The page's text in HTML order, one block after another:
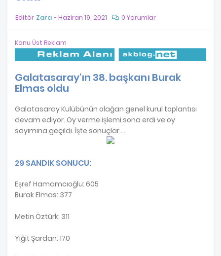
Editör Zara Haziran 19, 2021 0 Yorumlar
Konu Üst Reklam
Galatasaray'ın 38. başkanı Burak
Elmas oldu
Galatasaray Kulübünün olağan genel kurul toplantısı
devam ediyor. Oy verme işlemi sona erdi ve oy
sayımına geçildi. İşte sonuçlar....
29 SANDIK SONUCU:
Eşref Hamamcıoğlu: 605
Burak Elmas: 377
Metin Öztürk: 311
Yiğit Şardan: 170